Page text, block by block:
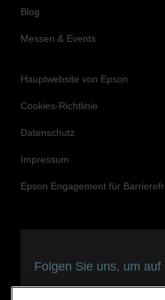
Blog
Messen & Events
Hauptwebsite von Epson
Cookies-Richtlinie
Datenschutz
Impressum
Epson Engagement für
Folgen Sie uns, um